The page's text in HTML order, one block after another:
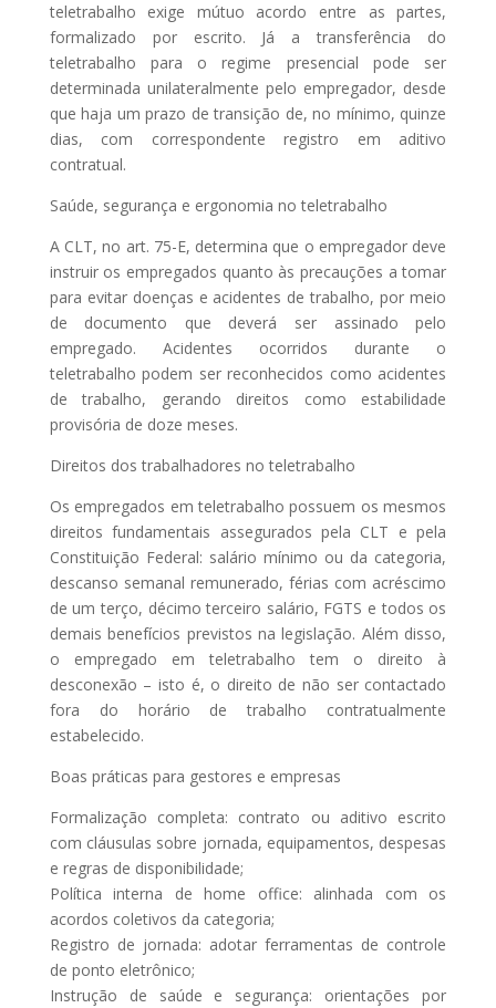
teletrabalho exige mútuo acordo entre as partes,
formalizado por escrito. Já a transferência do
teletrabalho para o regime presencial pode ser
determinada unilateralmente pelo empregador, desde
que haja um prazo de transição de, no mínimo, quinze
dias, com correspondente registro em aditivo
contratual.
Saúde, segurança e ergonomia no teletrabalho
A CLT, no art. 75-E, determina que o empregador deve
instruir os empregados quanto às precauções a tomar
para evitar doenças e acidentes de trabalho, por meio
de documento que deverá ser assinado pelo
empregado. Acidentes ocorridos durante o
teletrabalho podem ser reconhecidos como acidentes
de trabalho, gerando direitos como estabilidade
provisória de doze meses.
Direitos dos trabalhadores no teletrabalho
Os empregados em teletrabalho possuem os mesmos
direitos fundamentais assegurados pela CLT e pela
Constituição Federal: salário mínimo ou da categoria,
descanso semanal remunerado, férias com acréscimo
de um terço, décimo terceiro salário, FGTS e todos os
demais benefícios previstos na legislação. Além disso,
o empregado em teletrabalho tem o direito à
desconexão – isto é, o direito de não ser contactado
fora do horário de trabalho contratualmente
estabelecido.
Boas práticas para gestores e empresas
Formalização completa: contrato ou aditivo escrito
com cláusulas sobre jornada, equipamentos, despesas
e regras de disponibilidade;
Política interna de home office: alinhada com os
acordos coletivos da categoria;
Registro de jornada: adotar ferramentas de controle
de ponto eletrônico;
Instrução de saúde e segurança: orientações por